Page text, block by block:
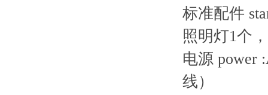
标准配件
照明灯1个
电源 power
线）